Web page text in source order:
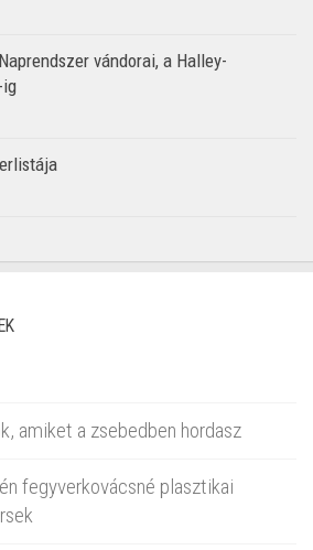
vándorai, a Halley-
ig
amiket a zsebedben hordasz
fegyverkovácsné plasztikai